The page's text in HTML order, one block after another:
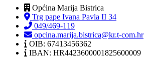
Općina Marija Bistrica
Trg pape Ivana Pavla II 34
049/469-119
opcina.marija.bistrica@kr.t-com.hr
OIB: 67413456362
IBAN: HR4423600001825600009